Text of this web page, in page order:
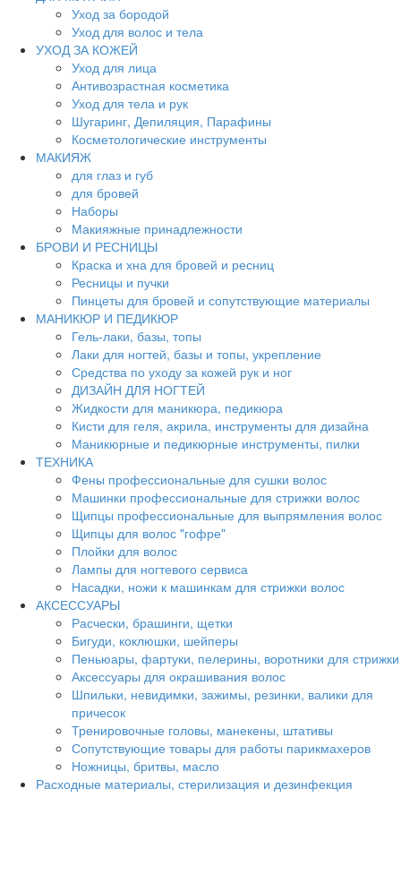
Уход за бородой
Уход для волос и тела
УХОД ЗА КОЖЕЙ
Уход для лица
Антивозрастная косметика
Уход для тела и рук
Шугаринг, Депиляция, Парафины
Косметологические инструменты
МАКИЯЖ
для глаз и губ
для бровей
Наборы
Макияжные принадлежности
БРОВИ И РЕСНИЦЫ
Краска и хна для бровей и ресниц
Ресницы и пучки
Пинцеты для бровей и сопутствующие материалы
МАНИКЮР И ПЕДИКЮР
Гель-лаки, базы, топы
Лаки для ногтей, базы и топы, укрепление
Средства по уходу за кожей рук и ног
ДИЗАЙН ДЛЯ НОГТЕЙ
Жидкости для маникюра, педикюра
Кисти для геля, акрила, инструменты для дизайна
Маникюрные и педикюрные инструменты, пилки
ТЕХНИКА
Фены профессиональные для сушки волос
Машинки профессиональные для стрижки волос
Щипцы профессиональные для выпрямления волос
Щипцы для волос "гофре"
Плойки для волос
Лампы для ногтевого сервиса
Насадки, ножи к машинкам для стрижки волос
АКСЕССУАРЫ
Расчески, брашинги, щетки
Бигуди, коклюшки, шейперы
Пеньюары, фартуки, пелерины, воротники для стрижки
Аксессуары для окрашивания волос
Шпильки, невидимки, зажимы, резинки, валики для
причесок
Тренировочные головы, манекены, штативы
Сопутствующие товары для работы парикмахеров
Ножницы, бритвы, масло
Расходные материалы, стерилизация и дезинфекция